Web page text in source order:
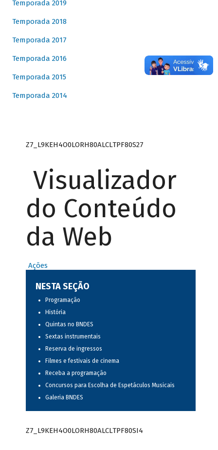
Temporada 2019
Temporada 2018
Temporada 2017
Temporada 2016
Temporada 2015
Temporada 2014
Z7_L9KEH4O0LORH80ALCLTPF80S27
Visualizador
do Conteúdo
da Web
Ações
NESTA SEÇÃO
Programação
História
Quintas no BNDES
Sextas instrumentais
Reserva de ingressos
Filmes e festivais de cinema
Receba a programação
Concursos para Escolha de Espetáculos Musicais
Galeria BNDES
Z7_L9KEH4O0LORH80ALCLTPF80SI4